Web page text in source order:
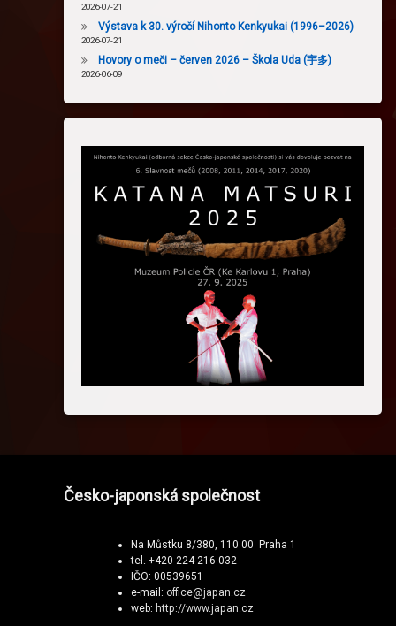
2026-07-21
Výstava k 30. výročí Nihonto Kenkyukai (1996–2026)
2026-07-21
Hovory o meči – červen 2026 – Škola Uda (宇多)
2026-06-09
Česko-japonská společnost
Na Můstku 8/380, 110 00 Praha 1
tel. +420 224 216 032
IČO: 00539651
e-mail: office@japan.cz
web: http://www.japan.cz